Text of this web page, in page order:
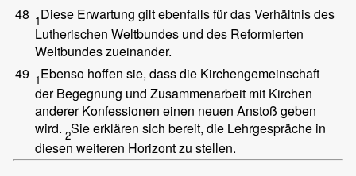
48 1Diese Erwartung gilt ebenfalls für das Verhältnis des
Lutherischen Weltbundes und des Reformierten
Weltbundes zueinander.
49 1Ebenso hoffen sie, dass die Kirchengemeinschaft
der Begegnung und Zusammenarbeit mit Kirchen
anderer Konfessionen einen neuen Anstoß geben
wird. 2Sie erklären sich bereit, die Lehrgespräche in
diesen weiteren Horizont zu stellen.